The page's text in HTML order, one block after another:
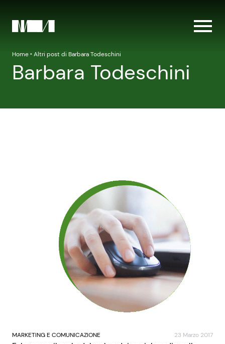
Home‣Altri post di Barbara Todeschini
Barbara Todeschini
MARKETING E COMUNICAZIONE 23 Marzo 2017